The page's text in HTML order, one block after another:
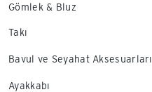
Gömlek & Bluz
Takı
Bavul ve Seyahat Aksesuarları
Ayakkabı